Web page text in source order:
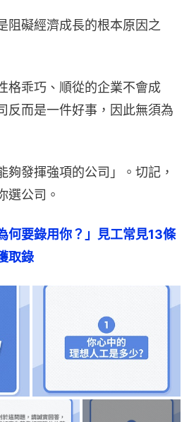
阻礙經濟成長的根本原因之
格乖巧、順從的企業不會成
反而是一件好事，因此無須為
夠發揮強項的公司」。切記，
選公司。
何要錄用你？」見工常見13條
取錄